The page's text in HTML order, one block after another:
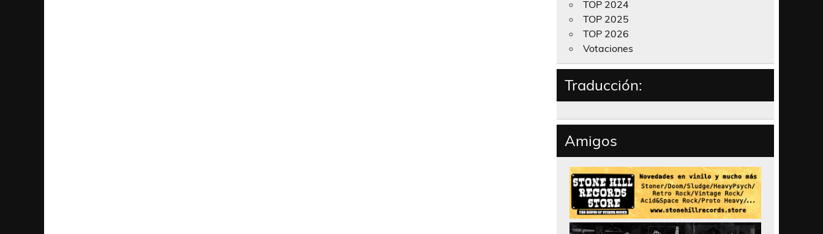
TOP 2024
TOP 2025
TOP 2026
Votaciones
Traducción:
Amigos